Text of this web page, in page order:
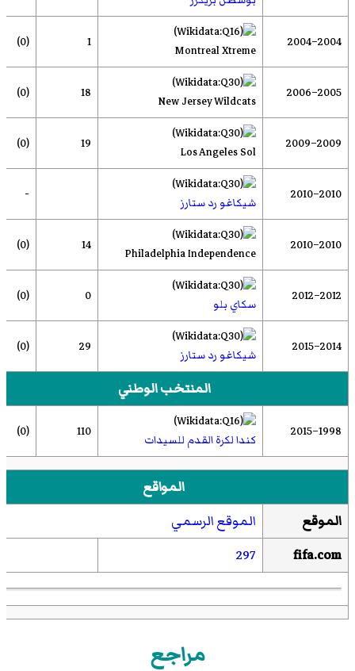
2004–2004
Montreal Xtreme
1
(0)
2005–2006
New Jersey Wildcats
18
(0)
2009–2009
Los Angeles Sol
19
(0)
2010–2010
شيكاغو رد ستارز -
2010–2010
Philadelphia Independence
14
(0)
2012–2012
سكاي بلو
0
(0)
2014–2015
شيكاغو رد ستارز
29
(0)
المنتخب الوطني
1998–2015
كندا لكرة القدم للسيدات
110
(0)
المواقع
الموقع
الموقع الرسمي
fifa.com
297
مراجع